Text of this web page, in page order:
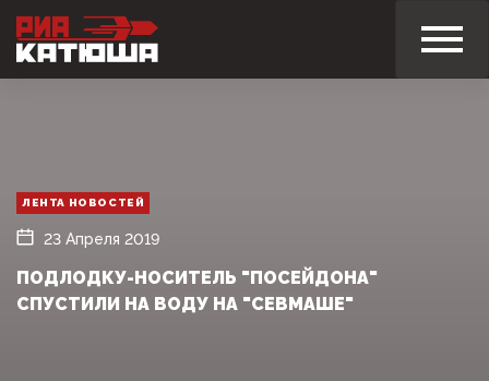
ЛЕНТА НОВОСТЕЙ
23 Апреля 2019
ПОДЛОДКУ-НОСИТЕЛЬ "ПОСЕЙДОНА"
СПУСТИЛИ НА ВОДУ НА "СЕВМАШЕ"